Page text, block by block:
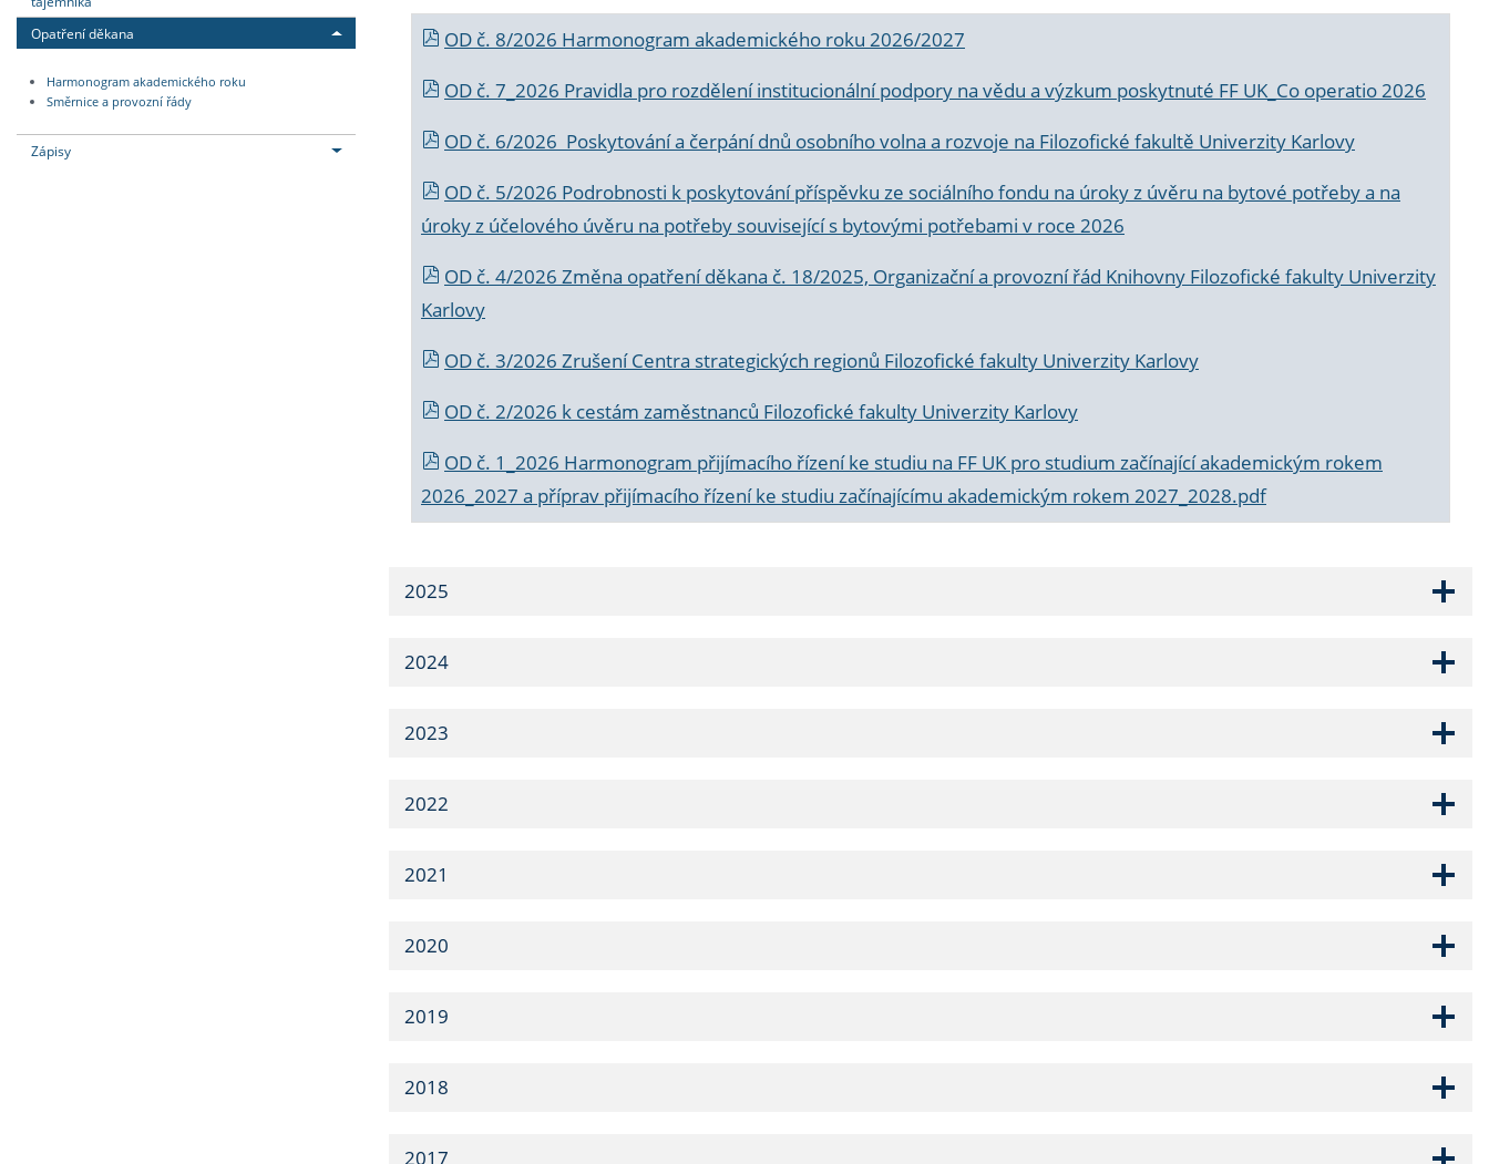
Opatření děkana
Harmonogram akademického roku
Směrnice a provozní řády
Zápisy
OD č. 8/2026 Harmonogram akademického roku 2026/2027
OD č. 7_2026 Pravidla pro rozdělení institucionální podpory na vědu a výzkum poskytnuté FF UK_Co operatio 2026
OD č. 6/2026 Poskytování a čerpání dnů osobního volna a rozvoje na Filozofické fakultě Univerzity Karlovy
OD č. 5/2026 Podrobnosti k poskytování příspěvku ze sociálního fondu na úroky z úvěru na bytové potřeby a na
úroky z účelového úvěru na potřeby související s bytovými potřebami v roce 2026
OD č. 4/2026 Změna opatření děkana č. 18/2025, Organizační a provozní řád Knihovny Filozofické fakulty Univerzity
Karlovy
OD č. 3/2026 Zrušení Centra strategických regionů Filozofické fakulty Univerzity Karlovy
OD č. 2/2026 k cestám zaměstnanců Filozofické fakulty Univerzity Karlovy
OD č. 1_2026 Harmonogram přijímacího řízení ke studiu na FF UK pro studium začínající akademickým rokem
2026_2027 a příprav přijímacího řízení ke studiu začínajícímu akademickým rokem 2027_2028.pdf
2025
2024
2023
2022
2021
2020
2019
2018
2017